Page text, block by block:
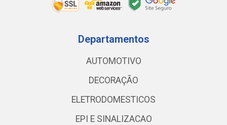
Departamentos
AUTOMOTIVO
DECORAÇÃO
ELETRODOMESTICOS
EPI E SINALIZACAO